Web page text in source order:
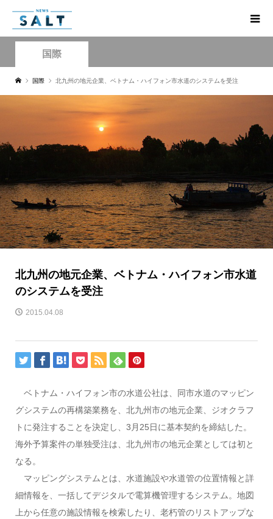
国際
国際 北九州の地元企業、ベトナム・ハイフォン市水道のシステムを受注
北九州の地元企業、ベトナム・ハイフォン市水道
のシステムを受注
2015.04.08
ベトナム・ハイフォン市の水道公社は、同市水道のマッピン
グシステムの再構築業務を、北九州市の地元企業、ジオクラフ
トに発注することを決定し、3月25日に基本契約を締結した。
海外予算案件の単独受注は、北九州市の地元企業としては初と
なる。
マッピングシステムとは、水道施設や水道管の位置情報と詳
細情報を、一括してデジタルで電算機管理するシステム。地図
上から任意の施設情報を検索したり、老朽管のリストアップな